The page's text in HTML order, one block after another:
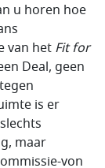
u horen hoe
van het Fit for
Deal, geen
is er
maar
von